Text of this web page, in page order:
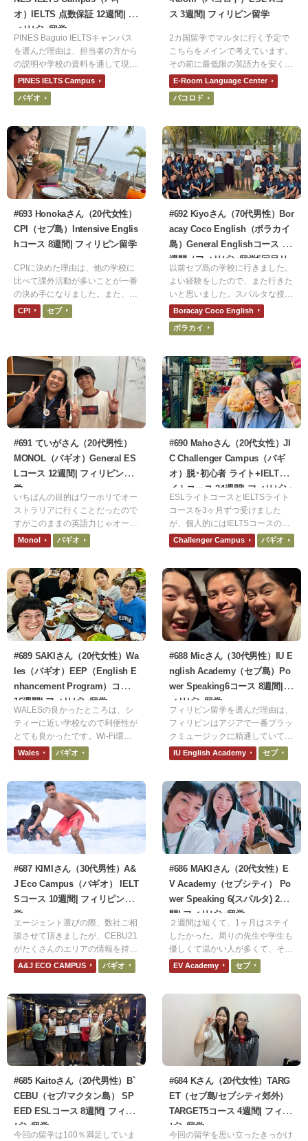
オ）IELTS 点数保証 12週間| フ
ィリピン留学
PINES Baguio IELTSキャンパス
を選んだ理由は、担当者の方から
の説明や学校の資料を通して現地
講師の方々のレベルや学校内の雰
囲気です。IELTSの目標スコアを
達成するために、先生方や生徒さ
です。
PINES IELTS Campus
バギオ
ス 3週間| フィリピン留学
2カ国留学でマルタに行く予定で
こちらをメインで考えています。
その前に最低限の英語力を安く身
につけたかったのでフィリピンに
しました。その中でもE-Roomに
決めた理由は、安さです。他の学
めました。
E-Room Language Center
バコロド
#693 Honokaさん（20代女性）
CPI（セブ島）Intensive Englis
hコース 8週間| フィリピン留学
CPIに決めた理由は、他の学校に
比べて課外活動が多いことが一番
の決め手になりました。また、寮
も施設も綺麗で、毎日朝昼晩ご飯
が出るところも魅力に感じまし
イントでした。
CPI セブ
#692 Kiyoさん（70代男性）Bor
acay Coco English（ボラカイ
島）General Englishコース 2
週間（フィリピン留学5回目リ
ピーター）| フィリピン留学
以前セブ島の学校に行きました。
よい経験をしたので、また行きた
いと思いました。スパルタな授業
ではなく、シニア向けコースがあ
り、ゆとりの時間が取れる学校に
しました。
Boracay Coco English
ボラカイ
#691 ていがさん（20代男性）
MONOL（バギオ）General ES
Lコース 12週間| フィリピン留
学
いちばんの目的はワーホリでオー
ストラリアに行くことだったので
すがこのままの英語力じゃオース
トラリアで通用しないなと思った
ので2カ国留学の1カ国目として選
どが日本と違うので合う合わない
があると思いますが行くことをお
すすめしたいです。もし行くので
あれば保険は入っていった方がい
いと思います。
Monol バギオ
#690 Mahoさん（20代女性）JI
C Challenger Campus（バギ
オ）脱･初心者 ライト+IELTSラ
イトコース 24週間| フィリピン
ESLライトコースとIELTSライト
コースを3ヶ月ずつ受けました
が、個人的にはIELTSコースのマ
ンツーマンが楽しかったです。E
SLも楽しかったですが、IELTSの
強出来たのが良かったです。
Challenger Campus バギオ
#689 SAKIさん（20代女性）Wa
les（バギオ）EEP（English E
nhancement Program）コース
16週間| フィリピン留学
WALESの良かったところは、シ
ティーに近い学校なので利便性が
とても良かったです。Wi-Fi環境
や食事もおいしくて不便なところ
なかったです。悪かったところ
ど、肉料理が油っぽいのと、スー
プがたまにソルティなことです。
Wales バギオ
#688 Micさん（30代男性）IU E
nglish Academy（セブ島）Po
wer Speaking6コース 8週間| フ
ィリピン留学
フィリピン留学を選んだ理由は、
フィリピンはアジアで一番ブラッ
クミュージックに精通していて、
国民のボーカルレベルがアジアト
ップクラスだからです。LAでの
として最適な環境だと思いまし
た。
IU English Academy セブ
#687 KIMIさん（30代男性）A&
J Eco Campus（バギオ） IELT
Sコース 10週間| フィリピン留
学
エージェント選びの際、数社ご相
談させて頂きましたが、CEBU21
がたくさんのエリアの情報を持た
れている印象でしたので利用させ
ていただきました。
A&J ECO CAMPUS バギオ
#686 MAKIさん（20代女性）E
V Academy（セブシティ） Po
wer Speaking 6(スパルタ) 2週
間| フィリピン留学
２週間は短くて、1ヶ月はステイ
したかった。周りの先生や学生も
優しくて温かい人が多くて、その
人たちとの出会いも嬉しかった。
最初は「恥ずかしがらないで、ミ
たが、他の生徒の英語を聞いてい
ると文法が正しくなくても堂々と
発言していることに気づいた。
EV Academy セブ
#685 Kaitoさん（20代男性）B`
CEBU（セブ/マクタン島） SP
EED ESLコース 8週間| フィリ
ピン留学
今回の留学は100％満足していま
#684 Kさん（20代女性）TARG
ET（セブ島/セブシティ郊外）
TARGET5コース 4週間| フィリ
ピン留学
今回の留学を思い立ったきっかけ